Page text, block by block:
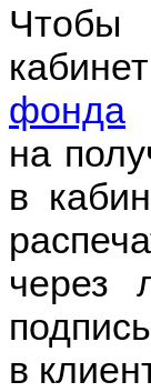
Чтобы
фонда
на
в
через
в